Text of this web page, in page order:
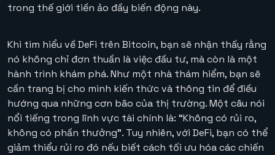
trong thế giới tiền ảo đầy biến động này.
Khi tìm hiểu về DeFi trên Bitcoin, bạn sẽ nhận thấy rằng
nó không chỉ đơn thuần là việc đầu tư, mà còn là một
hành trình khám phá. Như một nhà thám hiểm, bạn sẽ
cần trang bị cho mình kiến thức và thông tin để điều
hướng qua những cơn bão của thị trường. Một câu nói
nổi tiếng trong lĩnh vực tài chính là: “Không có rủi ro,
không có phần thưởng”. Tuy nhiên, với DeFi, bạn có thể
giảm thiểu rủi ro đó nếu biết cách tối ưu hóa các chiến